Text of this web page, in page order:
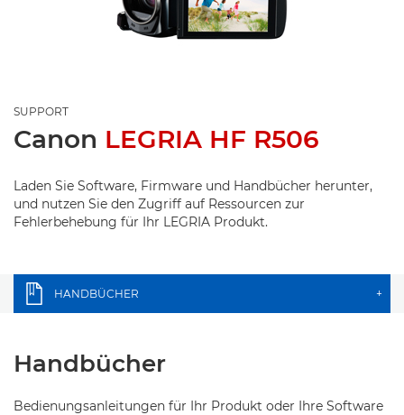
SUPPORT
Canon LEGRIA HF R506
Laden Sie Software, Firmware und Handbücher herunter,
und nutzen Sie den Zugriff auf Ressourcen zur
Fehlerbehebung für Ihr LEGRIA Produkt.
HANDBÜCHER +
Handbücher
Bedienungsanleitungen für Ihr Produkt oder Ihre Software